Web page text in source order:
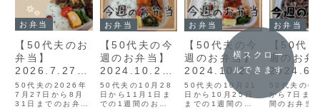
お弁当
【50代夫のお
弁当】
2026.7.27~7
.31
50代夫の2026年
7月27日から8月
31日までのお弁当
お弁当
【50代夫の今
週のお弁当】
2024.10.28~
11.1
50代夫の10月28
日から11月1日ま
での1週間のお弁
お弁当
【50代夫の今
週のお弁当】
2024.10.21~
10.25
50代夫の10月21
日から10月25日
までの1週間のお
お弁当
【50代
週のお弁
とみらい
ょうが
50代夫の6
から7日ま
間のお弁当
横スクロー
ルできます